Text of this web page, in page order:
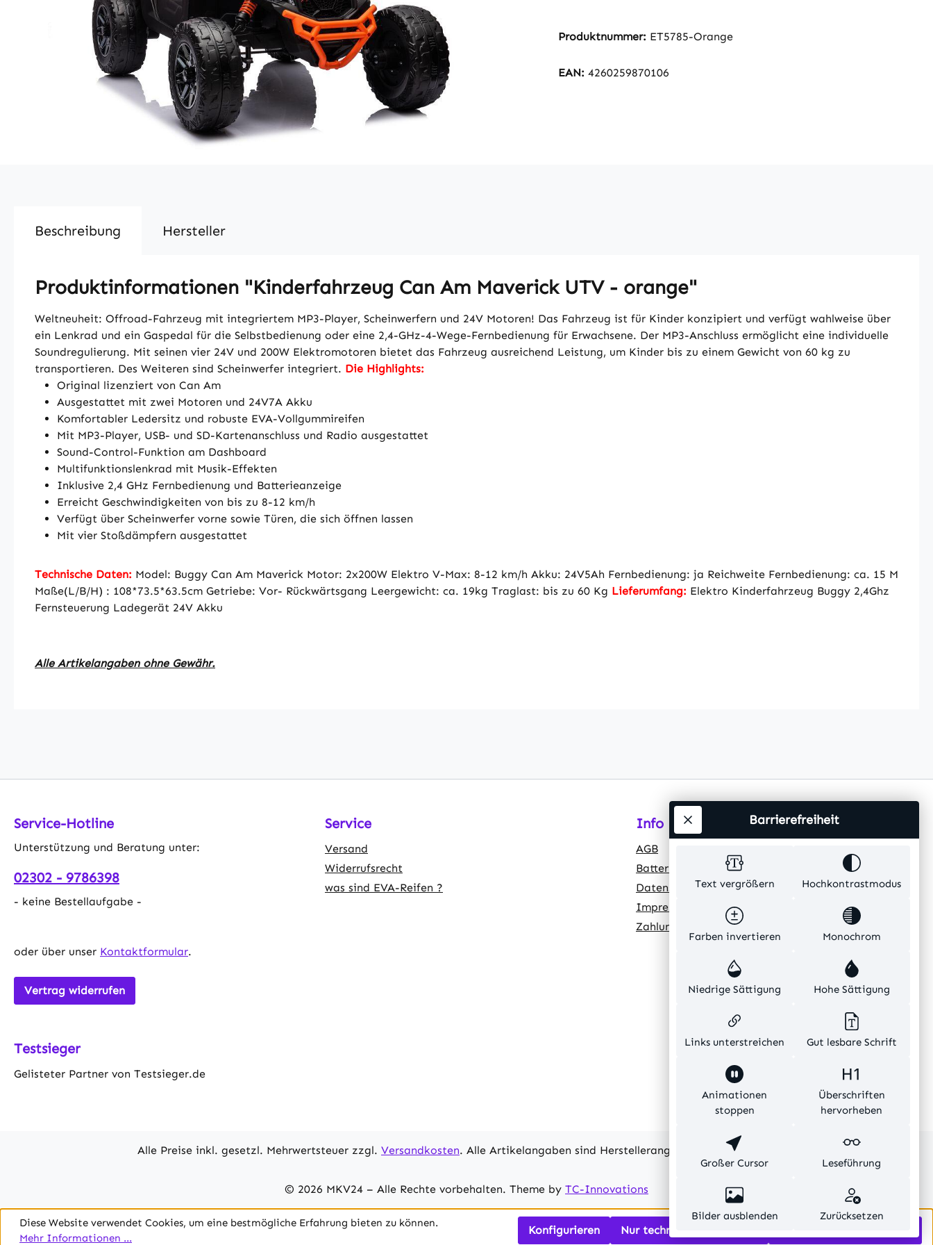
Produktnummer: ET5785-Orange
EAN: 4260259870106
Beschreibung Hersteller
Produktinformationen "Kinderfahrzeug Can Am Maverick UTV - orange"
Weltneuheit: Offroad-Fahrzeug mit integriertem MP3-Player, Scheinwerfern und 24V Motoren! Das Fahrzeug ist für Kinder konzipiert und verfügt wahlweise über
ein Lenkrad und ein Gaspedal für die Selbstbedienung oder eine 2,4-GHz-4-Wege-Fernbedienung für Erwachsene. Der MP3-Anschluss ermöglicht eine individuelle
Soundregulierung. Mit seinen vier 24V und 200W Elektromotoren bietet das Fahrzeug ausreichend Leistung, um Kinder bis zu einem Gewicht von 60 kg zu
transportieren. Des Weiteren sind Scheinwerfer integriert. Die Highlights:
Original lizenziert von Can Am
Ausgestattet mit zwei Motoren und 24V7A Akku
Komfortabler Ledersitz und robuste EVA-Vollgummireifen
Mit MP3-Player, USB- und SD-Kartenanschluss und Radio ausgestattet
Sound-Control-Funktion am Dashboard
Multifunktionslenkrad mit Musik-Effekten
Inklusive 2,4 GHz Fernbedienung und Batterieanzeige
Erreicht Geschwindigkeiten von bis zu 8-12 km/h
Verfügt über Scheinwerfer vorne sowie Türen, die sich öffnen lassen
Mit vier Stoßdämpfern ausgestattet
Technische Daten: Model: Buggy Can Am Maverick Motor: 2x200W Elektro V-Max: 8-12 km/h Akku: 24V5Ah Fernbedienung: ja Reichweite Fernbedienung: ca. 15 M
Maße(L/B/H) : 108*73.5*63.5cm Getriebe: Vor- Rückwärtsgang Leergewicht: ca. 19kg Traglast: bis zu 60 Kg Lieferumfang: Elektro Kinderfahrzeug Buggy 2,4Ghz
Fernsteuerung Ladegerät 24V Akku
Alle Artikelangaben ohne Gewähr.
Service-Hotline
Unterstützung und Beratung unter:
02302 - 9786398
- keine Bestellaufgabe -
oder über unser Kontaktformular.
Vertrag widerrufen
Service
Versand
Widerrufsrecht
was sind EVA-Reifen ?
Info
AGB
Batteriehinweis
Datenschutz
Impressum
Zahlungsarten
Testsieger
Gelisteter Partner von Testsieger.de
Alle Preise inkl. gesetzl. Mehrwertsteuer zzgl. Versandkosten. Alle Artikelangaben sind Herstellerangaben und ohne Gewähr.
© 2026 MKV24 – Alle Rechte vorbehalten. Theme by TC-Innovations
Text vergrößern Hochkontrastmodus
Farben invertieren Monochrom
Niedrige Sättigung Hohe Sättigung
Links unterstreichen Gut lesbare Schrift
Animationen
stoppen
Überschriften
hervorheben
Großer Cursor Leseführung
Bilder ausblenden Zurücksetzen
Barrierefreiheit
Diese Website verwendet Cookies, um eine bestmögliche Erfahrung bieten zu können.
Mehr Informationen ...
Nur technisch notwendige
Konfigurieren